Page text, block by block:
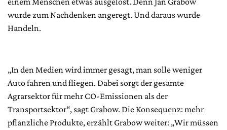
wurde zum Nachdenken angeregt. Und daraus wurde
Handeln.
„In den Medien wird immer gesagt, man solle weniger
Auto fahren und fliegen. Dabei sorgt der gesamte
Agrarsektor für mehr CO-Emissionen als der
Transportsektor“, sagt Grabow. Die Konsequenz: mehr
pflanzliche Produkte, erzählt Grabow weiter: „Wir müssen